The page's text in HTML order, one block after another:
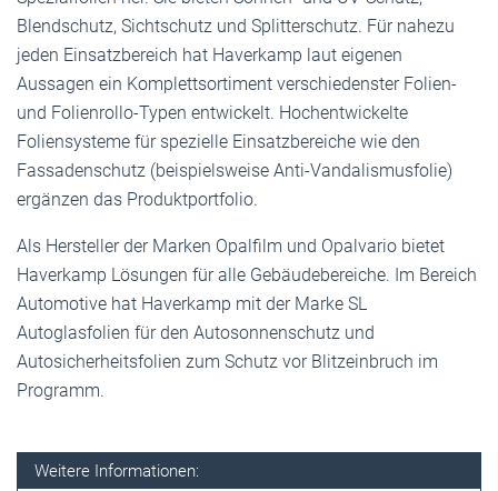
Blendschutz, Sichtschutz und Splitterschutz. Für nahezu
jeden Einsatzbereich hat Haverkamp laut eigenen
Aussagen ein Komplettsortiment verschiedenster Folien-
und Folienrollo-Typen entwickelt. Hochentwickelte
Foliensysteme für spezielle Einsatzbereiche wie den
Fassadenschutz (beispielsweise Anti-Vandalismusfolie)
ergänzen das Produktportfolio.
Als Hersteller der Marken Opalfilm und Opalvario bietet
Haverkamp Lösungen für alle Gebäudebereiche. Im Bereich
Automotive hat Haverkamp mit der Marke SL
Autoglasfolien für den Autosonnenschutz und
Autosicherheitsfolien zum Schutz vor Blitzeinbruch im
Programm.
Weitere Informationen: